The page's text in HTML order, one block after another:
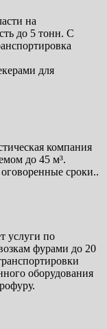
на
до 5 тонн. С
для
компания
до 45 м³.
сроки..
услуги по
фурами до 20
оборудования